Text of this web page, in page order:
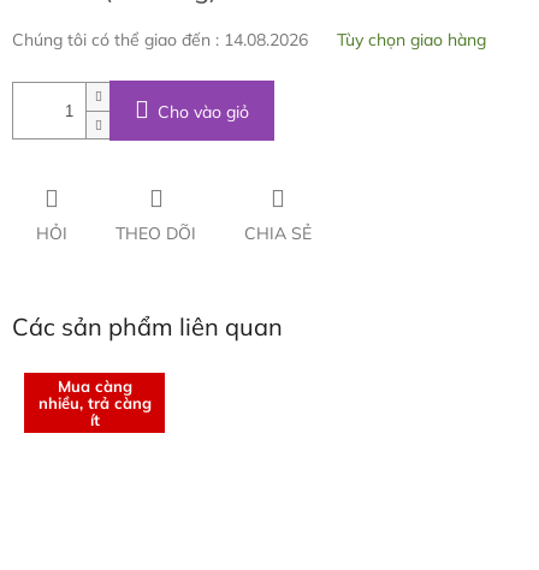
Chúng tôi có thể giao đến : 14.08.2026 Tùy chọn giao hàng
Cho vào giỏ
HỎI THEO DÕI CHIA SẺ
Các sản phẩm liên quan
Mua càng
nhiều, trả càng
ít